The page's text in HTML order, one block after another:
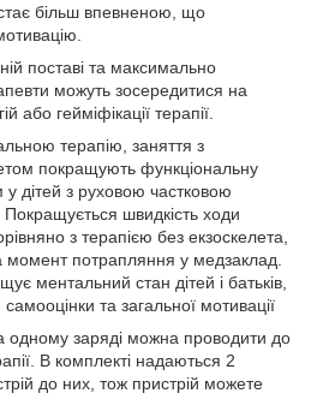
стає більш впевненою, що
поставі та максимально
можуть зосередитися на
або гейміфікації терапії.
терапію, заняття з
покращують функціональну
у дітей з руховою частковою
швидкість ходи
з терапією без екзоскелета,
момент потрапляння у медзаклад.
ментальний стан дітей і батьків,
та загальної мотивації
одному заряді можна проводити до
В комплекті надаються 2
до них, тож пристрій можете